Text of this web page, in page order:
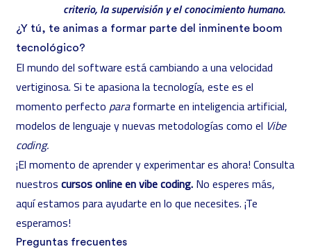
criterio, la supervisión y el conocimiento humano.
¿Y tú, te animas a formar parte del inminente boom
tecnológico?
El mundo del software está cambiando a una velocidad
vertiginosa. Si te apasiona la tecnología, este es el
momento perfecto paraformarte en inteligencia artificial,
modelos de lenguaje y nuevas metodologías como el Vibe
coding.
¡El momento de aprender y experimentar es ahora! Consulta
nuestros cursos online en vibe coding. No esperes más,
aquí estamos para ayudarte en lo que necesites. ¡Te
esperamos!
Preguntas frecuentes